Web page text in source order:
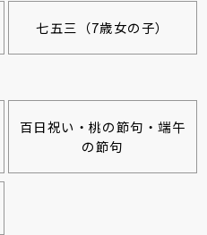
七五三（7歳女の子）
百日祝い・桃の節句・端午
の節句